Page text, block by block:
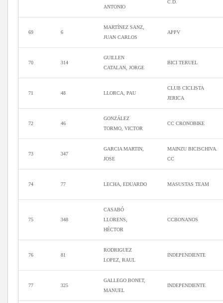
ANTONIO
C.D.
69 6
MARTÍNEZ SANZ,
JUAN CARLOS
APPV
70 314
GUILLEN
CATALAN, JORGE
BICI TERUEL
71 48 LLORCA, PAU
CLUB CICLISTA
JERICA
72 46
GONZÁLEZ
TORMO, VICTOR
CC CRONOBIKE
73 347
GARCIA MARTIN,
JOSE
MAINZU BICISCHIVA.
CC
74 77 LECHA, EDUARDO MASUSTAS TEAM
75 348
CASABÓ
LLORENS,
HÉCTOR
CCBONANOS
76 81
RODRIGUEZ
LOPEZ, RAUL
INDEPENDIENTE
77 325
GALLEGO BONET,
MANUEL
INDEPENDIENTE